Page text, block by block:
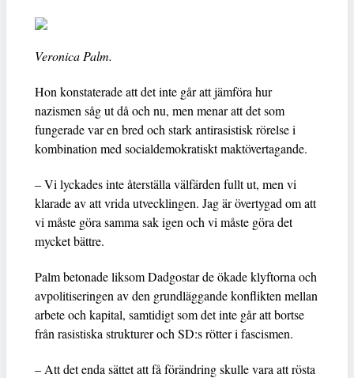
Veronica Palm.
Hon konstaterade att det inte går att jämföra hur
nazismen såg ut då och nu, men menar att det som
fungerade var en bred och stark antirasistisk rörelse i
kombination med socialdemokratiskt maktövertagande.
– Vi lyckades inte återställa välfärden fullt ut, men vi
klarade av att vrida utvecklingen. Jag är övertygad om att
vi måste göra samma sak igen och vi måste göra det
mycket bättre.
Palm betonade liksom Dadgostar de ökade klyftorna och
avpolitiseringen av den grundläggande konflikten mellan
arbete och kapital, samtidigt som det inte går att bortse
från rasistiska strukturer och SD:s rötter i fascismen.
– Att det enda sättet att få förändring skulle vara att rösta